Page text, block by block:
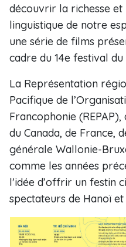
découvrir la richesse
linguistique de notre
une série de films
cadre du 14e festival
La Représentation
Pacifique de
Francophonie
du Canada, de France,
générale Wallonie-
comme les années
l'idée d’offrir un festin
spectateurs de Hanoï